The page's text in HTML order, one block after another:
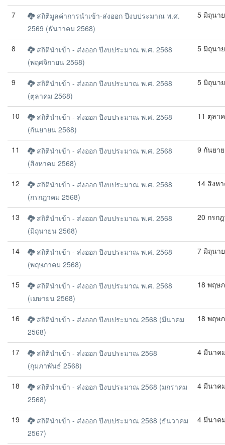
7
สถิติมูลค่าการนำเข้า-ส่งออก ปีงบประมาณ พ.ศ.
2569 (ธันวาคม 2568)
5 มิถุนา
8
สถิตินำเข้า - ส่งออก ปีงบประมาณ พ.ศ. 2568
(พฤศจิกายน 2568)
5 มิถุนา
9
สถิตินำเข้า - ส่งออก ปีงบประมาณ พ.ศ. 2568
(ตุลาคม 2568)
5 มิถุนา
10
สถิตินำเข้า - ส่งออก ปีงบประมาณ พ.ศ. 2568
(กันยายน 2568)
11 ตุลา
11
สถิตินำเข้า - ส่งออก ปีงบประมาณ พ.ศ. 2568
(สิงหาคม 2568)
9 กันยา
12
สถิตินำเข้า - ส่งออก ปีงบประมาณ พ.ศ. 2568
(กรกฎาคม 2568)
14 สิงห
13
สถิตินำเข้า - ส่งออก ปีงบประมาณ พ.ศ. 2568
(มิถุนายน 2568)
20 กรก
14
สถิตินำเข้า - ส่งออก ปีงบประมาณ พ.ศ. 2568
(พฤษภาคม 2568)
7 มิถุนา
15
สถิตินำเข้า - ส่งออก ปีงบประมาณ พ.ศ. 2568
(เมษายน 2568)
18 พฤษ
16
สถิตินำเข้า - ส่งออก ปีงบประมาณ 2568 (มีนาคม
2568)
18 พฤษ
17
สถิตินำเข้า - ส่งออก ปีงบประมาณ 2568
(กุมภาพันธ์ 2568)
4 มีนาค
18
สถิตินำเข้า - ส่งออก ปีงบประมาณ 2568 (มกราคม
2568)
4 มีนาค
19
สถิตินำเข้า - ส่งออก ปีงบประมาณ 2568 (ธันวาคม
2567)
4 มีนาค